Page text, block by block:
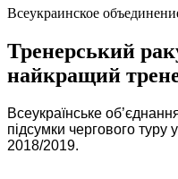
Всеукраинское
Тренерський
найкращий
Всеукраїнське
підсумки чергового туру
2018/2019.